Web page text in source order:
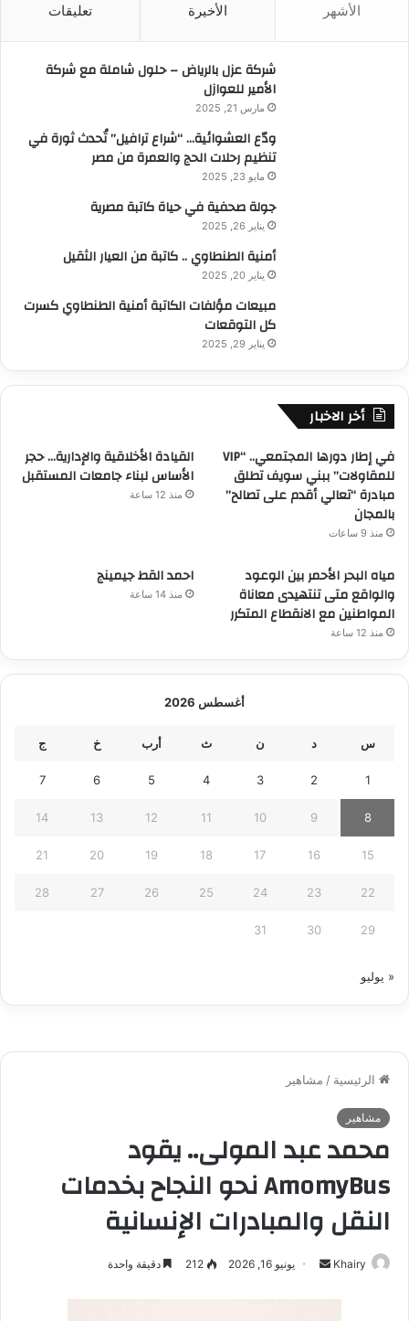
الأشهر الأخيرة تعليقات
شركة عزل بالرياض – حلول شاملة مع شركة
الأمير للعوازل
مارس 21, 2025
ودّع العشوائية… “شراع ترافيل” تُحدث ثورة في
تنظيم رحلات الحج والعمرة من مصر
مايو 23, 2025
جولة صحفية في حياة كاتبة مصرية
يناير 26, 2025
أمنية الطنطاوي .. كاتبة من العيار الثقيل
يناير 20, 2025
مبيعات مؤلفات الكاتبة أمنية الطنطاوي كسرت
كل التوقعات
يناير 29, 2025
أخر الاخبار
في إطار دورها المجتمعي.. “VIP
للمقاولات” ببني سويف تطلق
مبادرة “تعالي أقدم على تصالح”
بالمجان
منذ 9 ساعات
القيادة الأخلاقية والإدارية… حجر
الأساس لبناء جامعات المستقبل
منذ 12 ساعة
مياه البحر الأحمر بين الوعود
والواقع متى تنتهيدى معاناة
المواطنين مع الانقطاع المتكرر
منذ 12 ساعة
احمد القط جيمينج
منذ 14 ساعة
أغسطس 2026
س د ن ث أرب خ ج
1
2
3
4
5
6
7
8
9
10
11
12
13
14
15
16
17
18
19
20
21
22
23
24
25
26
27
28
29
30
31
« يوليو